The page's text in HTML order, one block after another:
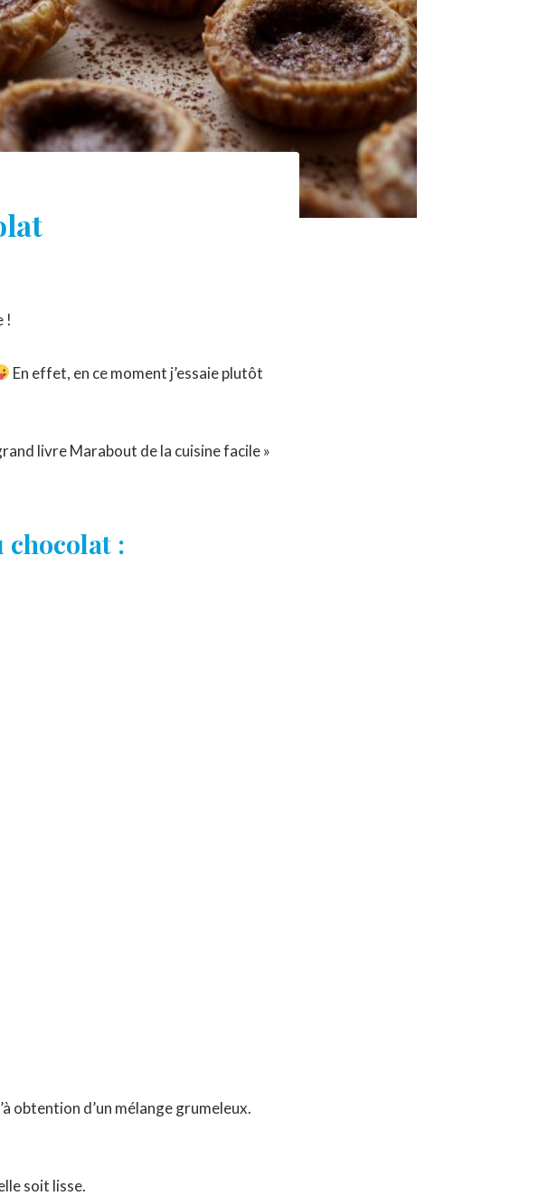
!
En effet, en ce moment j’essaie plutôt
livre Marabout de la cuisine facile »
chocolat :
obtention d’un mélange grumeleux.
soit lisse.